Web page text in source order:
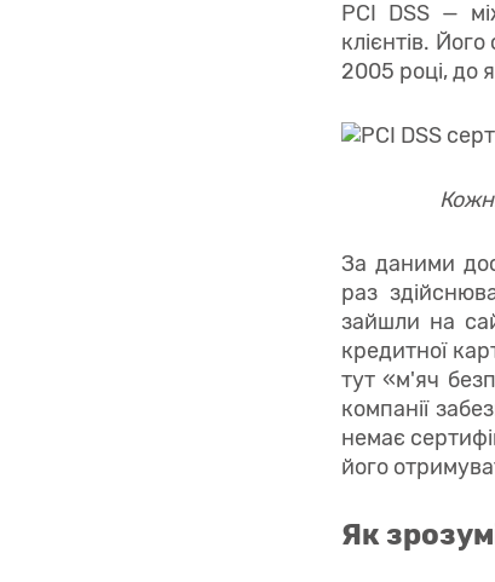
PCI DSS —
клієнтів.
2005 році, до
За даними
раз
зайшли на
кредитної
тут «м'яч
компанії
немає
його
Як